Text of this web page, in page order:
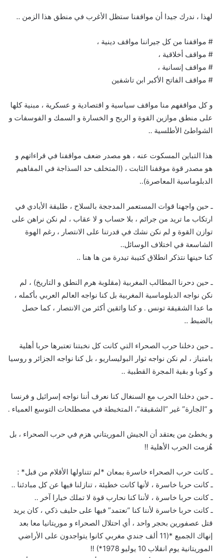
لهذا ، ندرك جيدا أن مواقفنا ستظل الأغرب في منطق هذا الزمن ..
# مواقفنا من كل جيراننا مواقف دينية ،
# مواقف أخلاقية ،
# مواقف إنسانية ،
# مواقف الفاتح الأكبر ابن تاشفين
و كل مواقفهم منا مواقف سياسية و اقتصادية و عسكرية ، مبنية كلها
على منطق موازين القوة و الربح و الخسارة و السمك و الفوسفات و
الشواطئ الأطلسية ..
هذا التباين المسكوت عنه ، هو مصدر ضعف مواقفنا في قراءاتهم و
هو مصدر قوة موقفنا الثابت ، (المتخلف حد السذاجة في المفاهيم
الدبلوماسية المعاصرة)..
ـ حين واجهنا قوات المستعمر المدججة بالسلاح ، طليقة الأيادي في
ارتكاب ما تريد من جرائم ، بلا حساب و لا عقاب ، لم نكن نراهن على
توازن القوة و لم نكن نشك في قدرتنا على الانتصار ، رغم الهوة
الشاسعة في اختلاف الوسائل..
كنا حينها نتذكر انطلاق كتيبة تيدرة من ها هنا ..
ـ حين دحرنا المطالب المغربية (مقلوبة هرم النطق و التاريخ) ، لم
نكن نواجه الدبلوماسية المغربية بل كنا نواجه العالم العربي بأكمله ،
ما عدا الشقيقة تونس . و كنا واثقين أكثر من الانتصار ، كما حصل
بالضبط ..
ـ حين دخلنا حرب الصحراء التي كانت كل نخبتنا تعتبرها حربا أهلية
بامتياز ، لم نكن نواجه ثوار البوليساريو ، بل كنا نواجه الجزائر و روسيا
و كوبا و بقية المجرة القطبية ..
ـ حين دخلنا الحرب مع السنغال كنا نعرف أننا نواجه إسرائيل و فرنسا
و “الجارة” غير “الشقيقة”، المتخبطة في مصطلحات التوسع العمياء .
و يخطئ من يعتقد أن الجيش الموريتاني هزم في حرب الصحراء ، بل
هُزمت الحرب الأهلية !!
ـ كانت حرب الصحراء خاسرة بمعان *لم تتناولها الأقلام من قبل* :
ـ كانت حربا خاسرة ، لأنها كانت خطيئة ، تنازلنا فيها عن كل مبادئنا ..
ـ كانت حربا خاسرة ، لأننا كنا نحارب قوة لا تملك خيارا آخر ..
ـ كانت حربا خاسرة لأننا كنا “نعتمد” فيها على حليف ذكي ، كان يريد
قتل عصفورين بحجر واحد ، أي احتلال الصحراء و موريتانيا معا بعد
إنهاك الجميع *(11 ألف جندي مغربي كانوا يتواجدون على الأراضي
الموريتانية يوم انقلاب 10 يوليو 1978*) !!